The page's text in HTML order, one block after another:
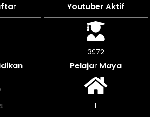
Youtuber Aktif
4356
Pelajar Maya
1